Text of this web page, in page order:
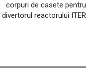
corpuri de casete pentru
divertorul reactorului ITER